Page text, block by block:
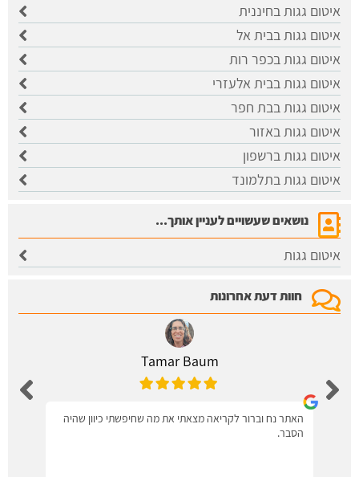
איטום גגות בחיננית
איטום גגות בבית אל
איטום גגות בכפר רות
איטום גגות בבית אלעזרי
איטום גגות בבת חפר
איטום גגות באזור
איטום גגות ברשפון
איטום גגות בתלמונד
נושאים שעשויים לעניין אותך...
איטום גגות
חוות דעת אחרונות
Tamar Baum
האתר נח וברור לקריאה מצאתי את מה שחיפשתי כיוון שהיה
הסבר.